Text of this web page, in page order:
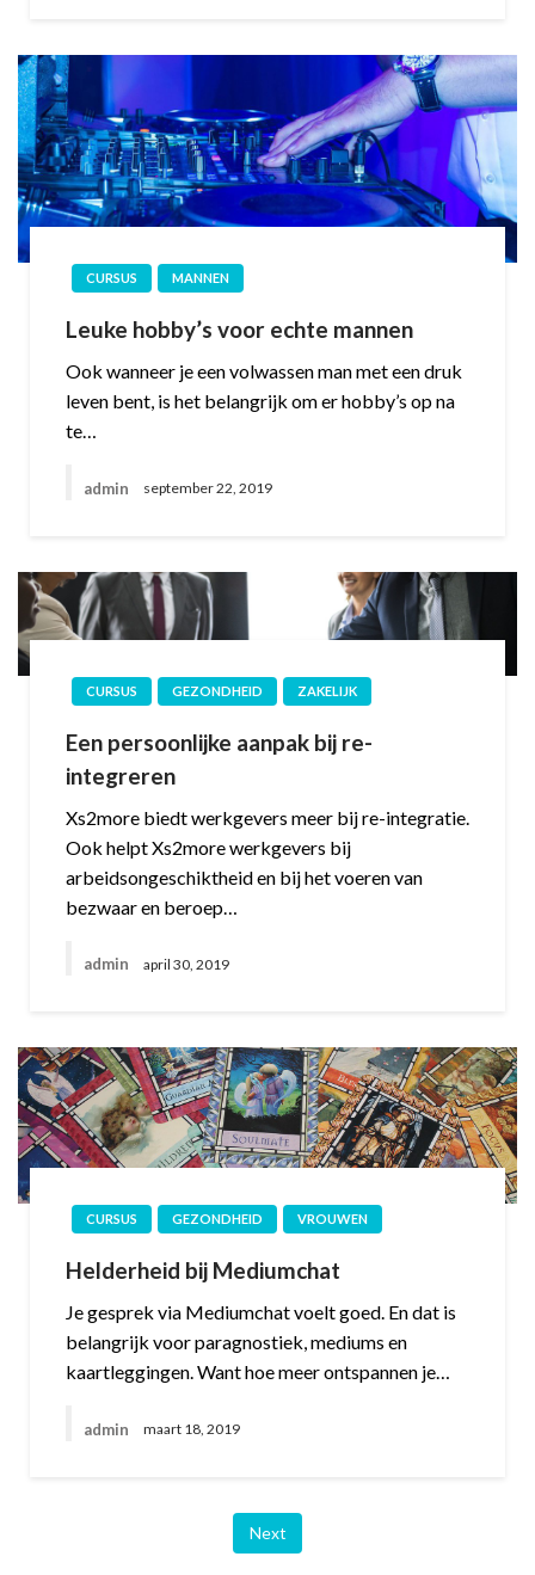
CURSUS MANNEN
Leuke hobby’s voor echte mannen
Ook wanneer je een volwassen man met een druk
leven bent, is het belangrijk om er hobby’s op na
te…
admin september 22, 2019
CURSUS GEZONDHEID ZAKELIJK
Een persoonlijke aanpak bij re-
integreren
Xs2more biedt werkgevers meer bij re-integratie.
Ook helpt Xs2more werkgevers bij
arbeidsongeschiktheid en bij het voeren van
bezwaar en beroep…
admin april 30, 2019
CURSUS GEZONDHEID VROUWEN
Helderheid bij Mediumchat
Je gesprek via Mediumchat voelt goed. En dat is
belangrijk voor paragnostiek, mediums en
kaartleggingen. Want hoe meer ontspannen je…
admin maart 18, 2019
Next